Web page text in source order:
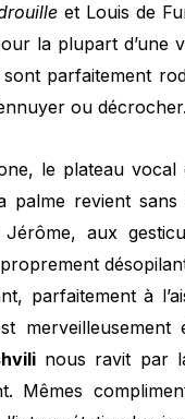
et Louis de
la plupart d’une
parfaitement
ou décrocher.
le plateau
palme revient
aux
parfaitement à
nous ravit par
Mêmes